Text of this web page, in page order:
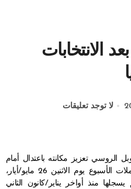
الانتخابات
لا توجد تعليقات
تعزيز مكانته باعتدال أمام
سلة عملات أجنبية ثنائية في بداية تعاملات الأسبوع يوم الاثنين 26 مايو/أيار،
منذ أواخر يناير/كانون الثاني